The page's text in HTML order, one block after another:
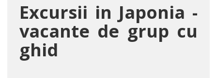
Excursii in Japonia -
vacante de grup cu
ghid